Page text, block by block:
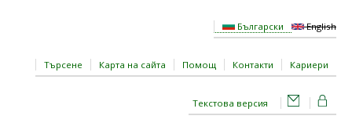
Български English
Търсене Карта на сайта Помощ Контакти Кариери
Текстова версия